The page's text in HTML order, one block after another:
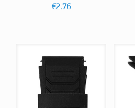
€2.76